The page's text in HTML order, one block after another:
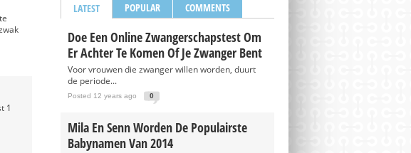
Posted 13 years ago
1
LATEST POPULAR COMMENTS
Doe Een Online Zwangerschapstest Om
Er Achter Te Komen Of Je Zwanger Bent
Voor vrouwen die zwanger willen worden, duurt
de periode...
Posted 12 years ago 0
Mila En Senn Worden De Populairste
Babynamen Van 2014